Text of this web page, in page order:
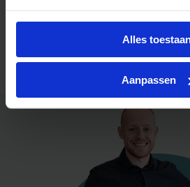
Alles
Aanpassen